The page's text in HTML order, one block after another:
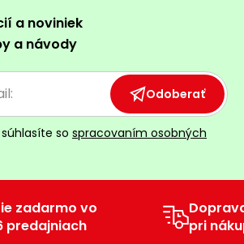
a noviniek
a návody
Odoberať
so spracovaním osobných
zadarmo vo
predajniach
pri